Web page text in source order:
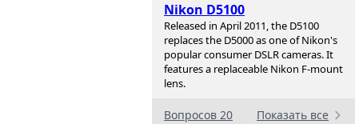
Nikon D5100
Released in April 2011, the D5100
replaces the D5000 as one of Nikon's
popular consumer DSLR cameras. It
features a replaceable Nikon F-mount
lens.
Вопросов 20 Показать все